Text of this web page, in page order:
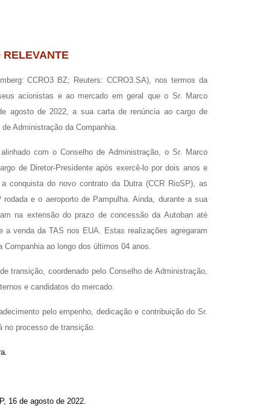
RELEVANTE
CCRO3 BZ; Reuters: CCRO3.SA), nos termos da
acionistas e ao mercado em geral que o Sr. Marco
agosto de 2022, a sua carta de renúncia ao cargo de
Administração da Companhia.
com o Conselho de Administração, o Sr. Marco
de Diretor-Presidente após exercê-lo por dois anos e
conquista do novo contrato da Dutra (CCR RioSP), as
e o aeroporto de Pampulha. Ainda, durante a sua
na extensão do prazo de concessão da Autoban até
a venda da TAS nos EUA. Estas realizações agregaram
ao longo dos últimos 04 anos.
transição, coordenado pelo Conselho de Administração,
e candidatos do mercado.
pelo empenho, dedicação e contribuição do Sr.
no processo de transição.
16 de agosto de 2022.